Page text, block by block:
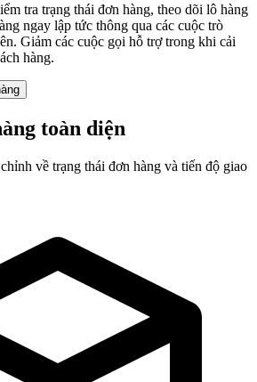
tra trạng thái đơn hàng, theo dõi lô hàng
ngay lập tức thông qua các cuộc trò
Giảm các cuộc gọi hỗ trợ trong khi cải
hàng.
toàn diện
về trạng thái đơn hàng và tiến độ giao